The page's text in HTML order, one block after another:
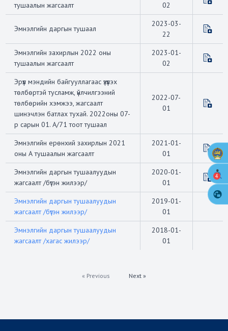
тушаалын жагсаалт
02
Эмнэлгийн даргын тушаал
2023-03-
22
Эмнэлгийн захирлын 2022 оны
тушаалын жагсаалт
2023-01-
02
Эрүүл мэндийн байгууллагаас үзүүлэх
төлбөртэй тусламж, үйлчилгээний
төлбөрийн хэмжээ, жагсаалт
шинэчлэн батлах тухай. 2022оны 07-
р сарын 01. А/71 тоот тушаал
2022-07-
01
Эмнэлгийн ерөнхий захирлын 2021
оны А тушаалын жагсаалт
2021-01-
01
Эмнэлгийн даргын тушаалуудын
жагсаалт /бүтэн жилээр/
2020-01-
01
Эмнэлгийн даргын тушаалуудын
жагсаалт /бүтэн жилээр/
2019-01-
01
Эмнэлгийн даргын тушаалуудын
жагсаалт /хагас жилээр/
2018-01-
01
« Previous Next »
4